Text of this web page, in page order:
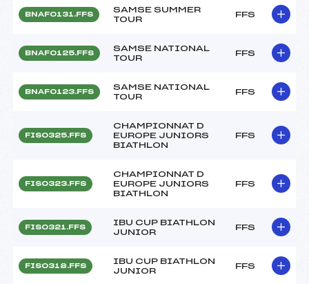
BNAF0131.FFS
SAMSE SUMMER
TOUR
FFS
BNAF0125.FFS
SAMSE NATIONAL
TOUR
FFS
BNAF0123.FFS
SAMSE NATIONAL
TOUR
FFS
FIS0325.FFS
CHAMPIONNAT D
EUROPE JUNIORS
BIATHLON
FFS
FIS0323.FFS
CHAMPIONNAT D
EUROPE JUNIORS
BIATHLON
FFS
FIS0321.FFS
IBU CUP BIATHLON
JUNIOR
FFS
FIS0318.FFS
IBU CUP BIATHLON
JUNIOR
FFS